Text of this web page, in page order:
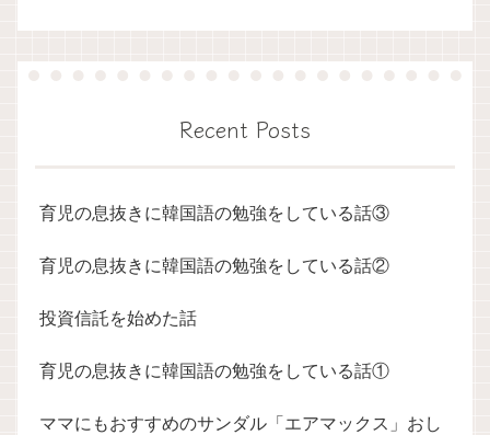
Recent Posts
育児の息抜きに韓国語の勉強をしている話③
育児の息抜きに韓国語の勉強をしている話②
投資信託を始めた話
育児の息抜きに韓国語の勉強をしている話①
ママにもおすすめのサンダル「エアマックス」おし